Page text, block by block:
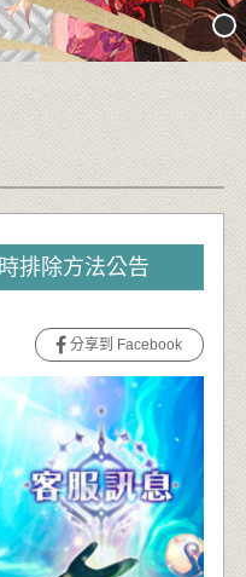
排除方法公告
分享到 Facebook